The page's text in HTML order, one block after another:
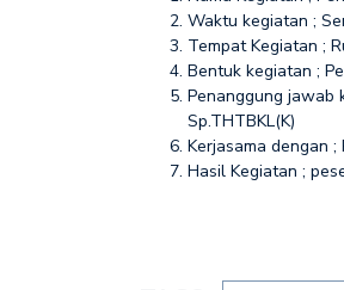
Waktu kegiatan ;
Tempat Kegiatan ;
Bentuk kegiatan ;
Penanggung jawab
Sp.THTBKL(K)
Kerjasama dengan ;
Hasil Kegiatan ;